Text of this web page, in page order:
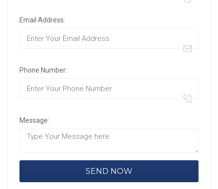
Email Address:
Phone Number:
Message: